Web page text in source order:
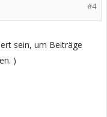
#4
sein, um Beiträge
)